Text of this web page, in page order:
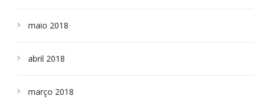
maio 2018
abril 2018
março 2018